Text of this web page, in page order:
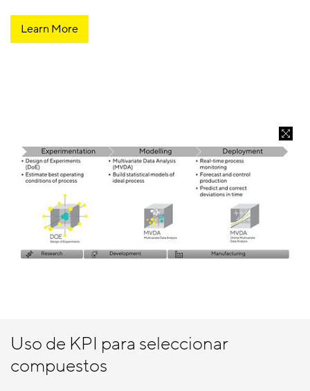
Learn More
Uso de KPI para seleccionar
compuestos